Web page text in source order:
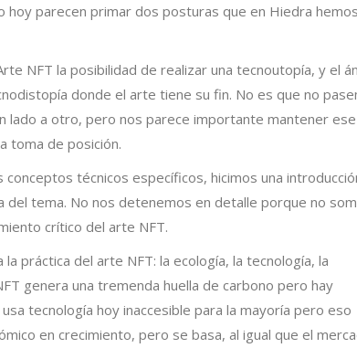
parecen primar dos posturas que en Hiedra hemos
NFT la posibilidad de realizar una tecnoutopía, y el
donde el arte tiene su fin. No es que no
lado a otro, pero nos parece importante mantener ese
toma de posición.
técnicos específicos, hicimos una
del tema. No nos detenemos en detalle porque no
crítico del arte NFT.
práctica del arte NFT: la ecología, la tecnología, la
genera una tremenda huella de carbono pero hay
tecnología hoy inaccesible para la mayoría pero eso
en crecimiento, pero se basa, al igual que el